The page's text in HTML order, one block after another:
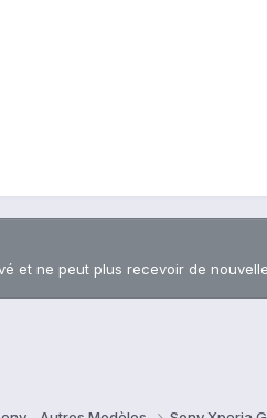
et ne peut plus recevoir de